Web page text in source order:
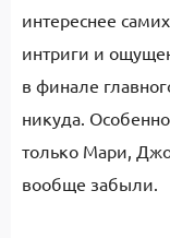
интереснее
интриги и
в финале
никуда.
только Мари,
вообще забыли.